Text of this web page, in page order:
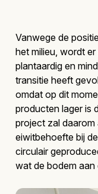
Vanwege de
het milieu, wordt
plantaardig en
transitie heeft
omdat op dit
producten lager is
project zal
eiwitbehoefte bij
circulair
wat de bodem aan